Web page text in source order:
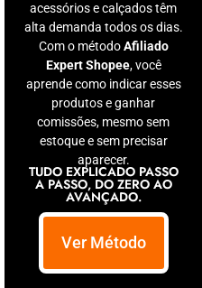
acessórios e calçados têm
alta demanda todos os dias.
Com o métodoAfiliado
Expert Shopee, você
aprende como indicar esses
produtos e ganhar
comissões, mesmo sem
estoque e sem precisar
aparecer.
TUDO EXPLICADO PASSO
A PASSO, DO ZERO AO
AVANÇADO.
Ver Método